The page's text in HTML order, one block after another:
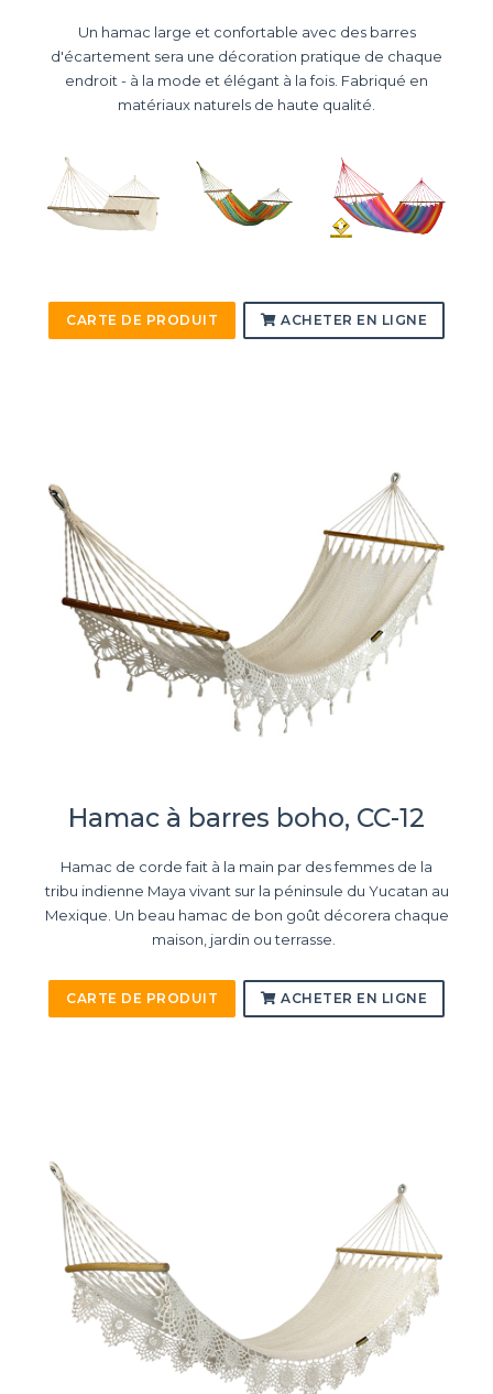
Un hamac large et confortable avec des barres
d'écartement sera une décoration pratique de chaque
endroit - à la mode et élégant à la fois. Fabriqué en
matériaux naturels de haute qualité.
CARTE DE PRODUIT ACHETER EN LIGNE
Hamac à barres boho, CC-12
Hamac de corde fait à la main par des femmes de la
tribu indienne Maya vivant sur la péninsule du Yucatan au
Mexique. Un beau hamac de bon goût décorera chaque
maison, jardin ou terrasse.
CARTE DE PRODUIT ACHETER EN LIGNE